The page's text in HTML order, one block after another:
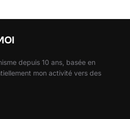
depuis 10 ans, basée en
mon activité vers des